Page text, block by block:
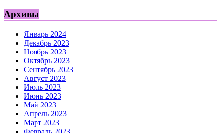
Архивы
Январь 2024
Декабрь 2023
Ноябрь 2023
Октябрь 2023
Сентябрь 2023
Август 2023
Июль 2023
Июнь 2023
Май 2023
Апрель 2023
Март 2023
Февраль 2023